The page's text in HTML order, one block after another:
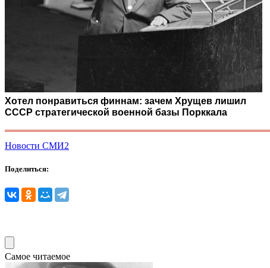
Хотел понравиться финнам: зачем Хрущев лишил
СССР стратегической военной базы Порккала
Новости СМИ2
Поделиться:
Самое читаемое